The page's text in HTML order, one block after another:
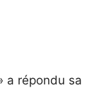
a répondu sa